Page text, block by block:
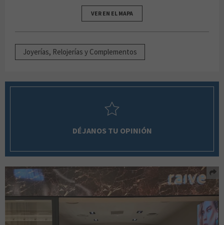
VER EN EL MAPA
Joyerías, Relojerías y Complementos
DÉJANOS TU OPINIÓN